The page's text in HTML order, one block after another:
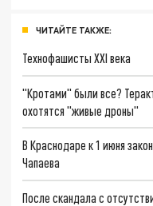
ЧИТАЙТЕ ТАКЖЕ:
Технофашисты XXI века
"Кротами" были все?
охотятся "живые дроны"
В Краснодаре к 1 июня
Чапаева
После скандала с